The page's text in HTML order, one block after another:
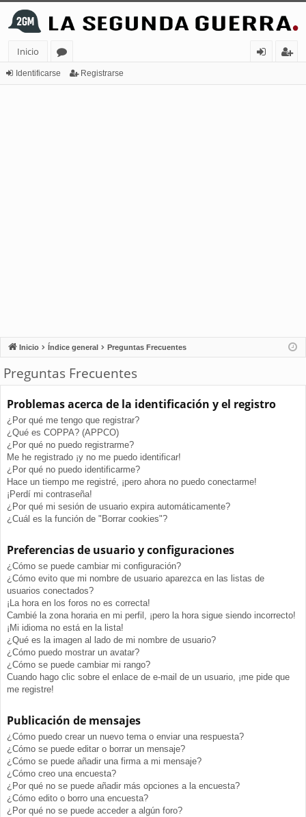
Inicio
or
Identificarse Registrarse
Inicio Índice general Preguntas Frecuentes
Preguntas Frecuentes
Problemas acerca de la identificación y el registro
¿Por qué me tengo que registrar?
¿Qué es COPPA? (APPCO)
¿Por qué no puedo registrarme?
Me he registrado ¡y no me puedo identificar!
¿Por qué no puedo identificarme?
Hace un tiempo me registré, ¡pero ahora no puedo conectarme!
¡Perdí mi contraseña!
¿Por qué mi sesión de usuario expira automáticamente?
¿Cuál es la función de "Borrar cookies"?
Preferencias de usuario y configuraciones
¿Cómo se puede cambiar mi configuración?
¿Cómo evito que mi nombre de usuario aparezca en las listas de
usuarios conectados?
¡La hora en los foros no es correcta!
Cambié la zona horaria en mi perfil, ¡pero la hora sigue siendo incorrecto!
¡Mi idioma no está en la lista!
¿Qué es la imagen al lado de mi nombre de usuario?
¿Cómo puedo mostrar un avatar?
¿Cómo se puede cambiar mi rango?
Cuando hago clic sobre el enlace de e-mail de un usuario, ¡me pide que
me registre!
Publicación de mensajes
¿Cómo puedo crear un nuevo tema o enviar una respuesta?
¿Cómo se puede editar o borrar un mensaje?
¿Cómo se puede añadir una firma a mi mensaje?
¿Cómo creo una encuesta?
¿Por qué no se puede añadir más opciones a la encuesta?
¿Cómo edito o borro una encuesta?
¿Por qué no se puede acceder a algún foro?